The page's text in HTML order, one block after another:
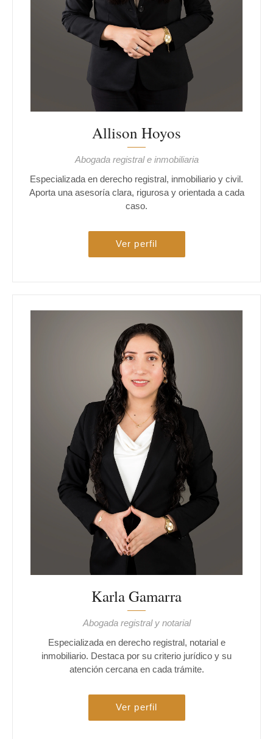
Allison Hoyos
Abogada registral e inmobiliaria
Especializada en derecho registral, inmobiliario y civil.
Aporta una asesoría clara, rigurosa y orientada a cada
caso.
Ver perfil
Karla Gamarra
Abogada registral y notarial
Especializada en derecho registral, notarial e
inmobiliario. Destaca por su criterio jurídico y su
atención cercana en cada trámite.
Ver perfil